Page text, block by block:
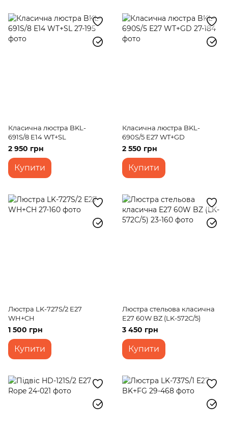
Класична люстра BKL-
691S/8 E14 WT+SL
2 950 грн
Купити
Класична люстра BKL-
690S/5 E27 WT+GD
2 550 грн
Купити
Люстра LK-727S/2 E27
WH+CH
1 500 грн
Купити
Люстра стельова класична
E27 60W BZ (LK-572C/5)
3 450 грн
Купити